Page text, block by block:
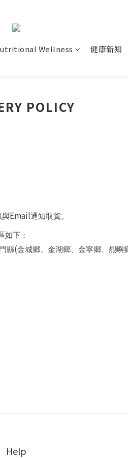
Wellness 健康新知
POLICY
與Email通知取貨。
如下：
縣(金城鄉、金湖鄉、金寧鄉、烈嶼
Help